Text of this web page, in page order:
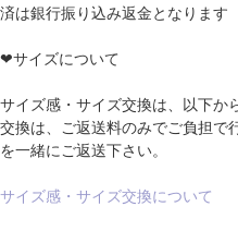
済は銀行振り込み返金となります
❤サイズについて
サイズ感・サイズ交換は、以下か
交換は、ご返送料のみでご負担で
を一緒にご返送下さい。
サイズ感・サイズ交換について